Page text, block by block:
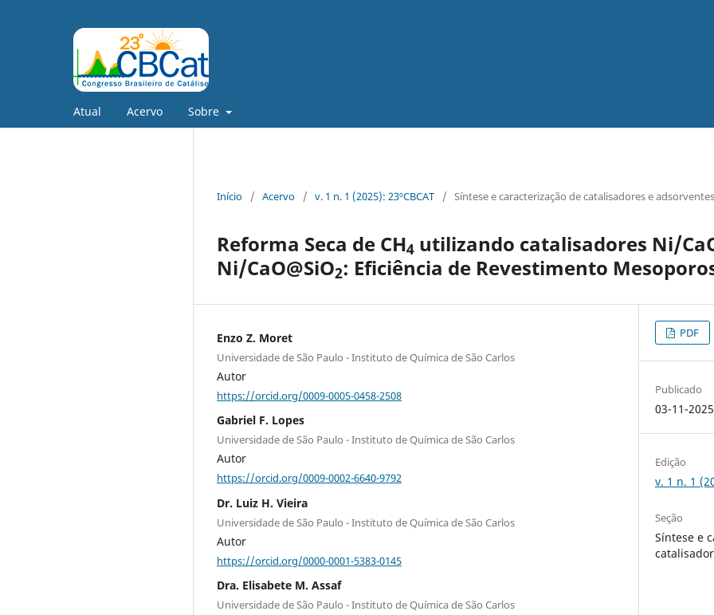
Atual Acervo Sobre
Início / Acervo / v. 1 n. 1 (2025): 23ºCBCAT / Síntese e caracterização de catalisadores e adsorventes
Reforma Seca de CH4 utilizando catalisadores Ni/
Ni/CaO@SiO2: Eficiência de Revestimento
Enzo Z. Moret
Universidade de São Paulo - Instituto de Química de São Carlos
Autor
https://orcid.org/0009-0005-0458-2508
Gabriel F. Lopes
Universidade de São Paulo - Instituto de Química de São Carlos
Autor
https://orcid.org/0009-0002-6640-9792
Dr. Luiz H. Vieira
Universidade de São Paulo - Instituto de Química de São Carlos
Autor
https://orcid.org/0000-0001-5383-0145
Dra. Elisabete M. Assaf
Universidade de São Paulo - Instituto de Química de São Carlos
PDF
Publicado
03-11-2025
Edição
v. 1 n. 1
Seção
Síntese e